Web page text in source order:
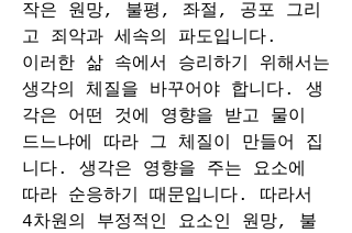
작은 원망, 불평, 좌절, 공포 그리
고 죄악과 세속의 파도입니다.
이러한 삶 속에서 승리하기 위해서는
생각의 체질을 바꾸어야 합니다. 생
각은 어떤 것에 영향을 받고 물이
드느냐에 따라 그 체질이 만들어 집
니다. 생각은 영향을 주는 요소에
따라 순응하기 때문입니다. 따라서
4차원의 부정적인 요소인 원망, 불